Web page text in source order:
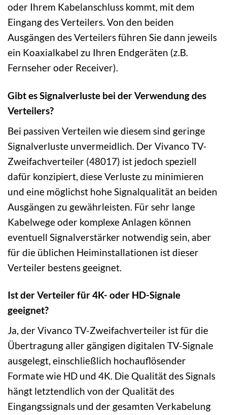
oder Ihrem Kabelanschluss kommt, mit dem
Eingang des Verteilers. Von den beiden
Ausgängen des Verteilers führen Sie dann jeweils
ein Koaxialkabel zu Ihren Endgeräten (z.B.
Fernseher oder Receiver).
Gibt es Signalverluste bei der Verwendung des
Verteilers?
Bei passiven Verteilen wie diesem sind geringe
Signalverluste unvermeidlich. Der Vivanco TV-
Zweifachverteiler (48017) ist jedoch speziell
dafür konzipiert, diese Verluste zu minimieren
und eine möglichst hohe Signalqualität an beiden
Ausgängen zu gewährleisten. Für sehr lange
Kabelwege oder komplexe Anlagen können
eventuell Signalverstärker notwendig sein, aber
für die üblichen Heiminstallationen ist dieser
Verteiler bestens geeignet.
Ist der Verteiler für 4K- oder HD-Signale
geeignet?
Ja, der Vivanco TV-Zweifachverteiler ist für die
Übertragung aller gängigen digitalen TV-Signale
ausgelegt, einschließlich hochauflösender
Formate wie HD und 4K. Die Qualität des Signals
hängt letztendlich von der Qualität des
Eingangssignals und der gesamten Verkabelung